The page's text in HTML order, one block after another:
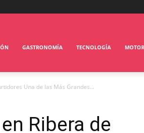
GASTRONOMÍA TECNOLOGÍA MOTOR
Una de las Más Grandes...
Ribera de